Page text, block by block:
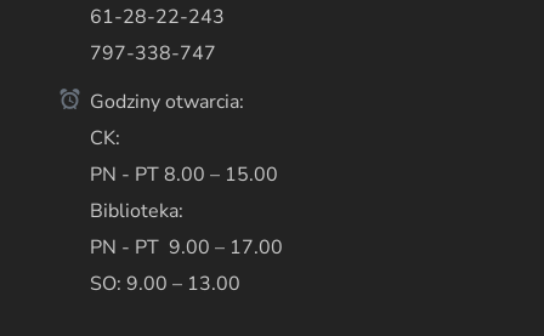
61-28-22-243
797-338-747
Godziny otwarcia:
CK:
PN - PT 8.00 – 15.00
Biblioteka:
PN - PT 9.00 – 17.00
SO: 9.00 – 13.00